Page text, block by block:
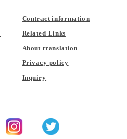
Contract information
Related Links
About translation
Privacy policy
Inquiry